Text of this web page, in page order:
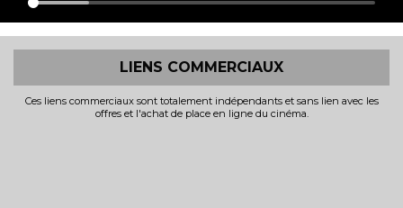
LIENS COMMERCIAUX
Ces liens commerciaux sont totalement indépendants et sans lien avec les
offres et l'achat de place en ligne du cinéma.